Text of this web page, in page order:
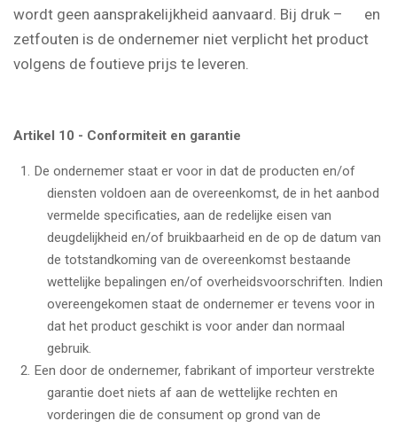
wordt geen aansprakelijkheid aanvaard. Bij druk – en
zetfouten is de ondernemer niet verplicht het product
volgens de foutieve prijs te leveren.
Artikel 10 - Conformiteit en garantie
De ondernemer staat er voor in dat de producten en/of
diensten voldoen aan de overeenkomst, de in het aanbod
vermelde specificaties, aan de redelijke eisen van
deugdelijkheid en/of bruikbaarheid en de op de datum van
de totstandkoming van de overeenkomst bestaande
wettelijke bepalingen en/of overheidsvoorschriften. Indien
overeengekomen staat de ondernemer er tevens voor in
dat het product geschikt is voor ander dan normaal
gebruik.
Een door de ondernemer, fabrikant of importeur verstrekte
garantie doet niets af aan de wettelijke rechten en
vorderingen die de consument op grond van de